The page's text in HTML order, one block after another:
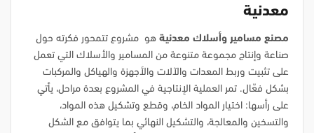
معدنية
مصنع مسامير وأسلاك معدنية هو مشروع تتمحور فكرته حول
صناعة وإنتاج مجموعة متنوعة من المسامير والأسلاك التي تعمل
على تثبيت وربط المعدات والآلات والأجهزة والهياكل والمركبات
بشكل فعّال. تمر العملية الإنتاجية في المشروع بعدة مراحل، يأتي
على رأسها: اختيار المواد الخام، وقطع وتشكيل هذه المواد،
والتسخين والمعالجة، والتشكيل النهائي بما يتوافق مع الشكل